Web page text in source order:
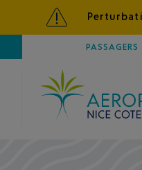
PASSAGERS
AÉROPORT